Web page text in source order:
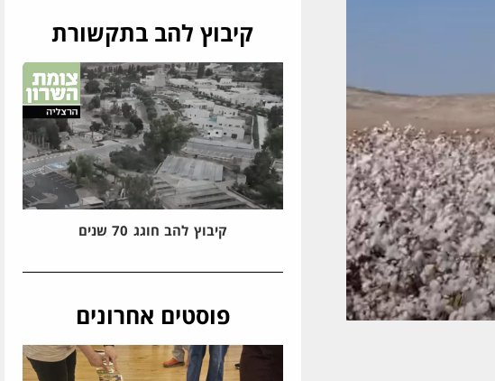
קיבוץ להב בתקשורת
קיבוץ להב חוגג 70 שנים
פוסטים אחרונים